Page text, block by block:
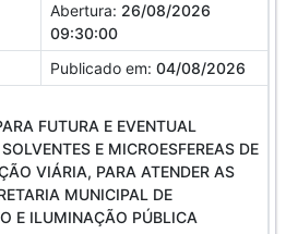
Abertura: 26/08/2026
09:30:00
Publicado em: 04/08/2026
FUTURA E EVENTUAL
E MICROESFEREAS DE
VIÁRIA, PARA ATENDER AS
MUNICIPAL DE
E ILUMINAÇÃO PÚBLICA